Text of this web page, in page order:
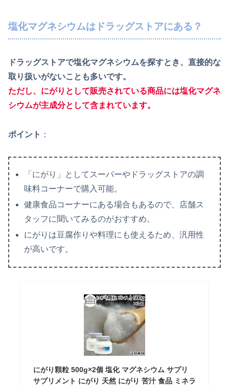
塩化マグネシウムはドラッグストアにある？
ドラッグストアで塩化マグネシウムを探すとき、直接的な
取り扱いがないことも多いです。
ただし、にがりとして販売されている商品には塩化マグネ
シウムが主成分として含まれています。
ポイント ：
「にがり」としてスーパーやドラッグストアの調
味料コーナーで購入可能。
健康食品コーナーにある場合もあるので、店舗ス
タッフに聞いてみるのがおすすめ。
にがりは豆腐作りや料理にも使えるため、汎用性
が高いです。
にがり顆粒 500g×2個 塩化 マグネシウム サプリ
サプリメント にがり 天然 にがり 苦汁 食品 ミネラ